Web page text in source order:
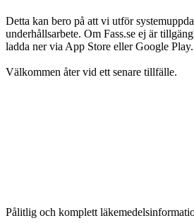
Detta kan bero på att vi utför
underhållsarbete. Om Fass.se ej är
ladda ner via App Store eller Google Play.
Välkommen åter vid ett senare tillfälle.
Pålitlig och komplett